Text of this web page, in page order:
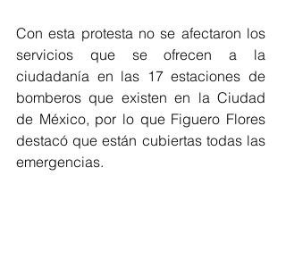
Con esta protesta no se afectaron los
servicios que se ofrecen a la
ciudadanía en las 17 estaciones de
bomberos que existen en la Ciudad
de México, por lo que Figuero Flores
destacó que están cubiertas todas las
emergencias.